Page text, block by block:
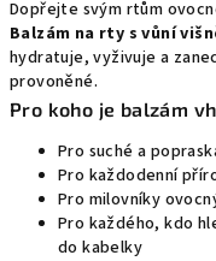
Dopřejte svým rtům
Balzám na rty s vůní
hydratuje, vyživuje a
provoněné.
Pro koho je balzám
Pro suché a
Pro každodenní
Pro milovníky
Pro každého, kdo
do kabelky